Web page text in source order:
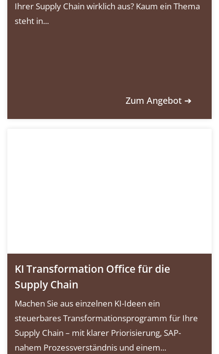
Ihrer Supply Chain wirklich aus? Kaum ein Thema
steht in...
Zum Angebot ➔
KI Transformation Office für die
Supply Chain
Machen Sie aus einzelnen KI-Ideen ein
steuerbares Transformationsprogramm für Ihre
Supply Chain – mit klarer Priorisierung, SAP-
nahem Prozessverständnis und einem...